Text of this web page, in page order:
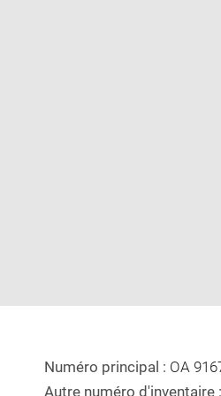
Numéro principal : OA
Autre numéro d'inventaire :